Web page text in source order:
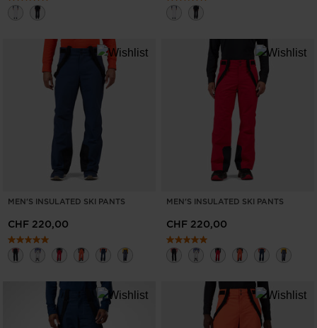
MEN'S INSULATED SKI PANTS
CHF 220,00
MEN'S INSULATED SKI PANTS
CHF 220,00